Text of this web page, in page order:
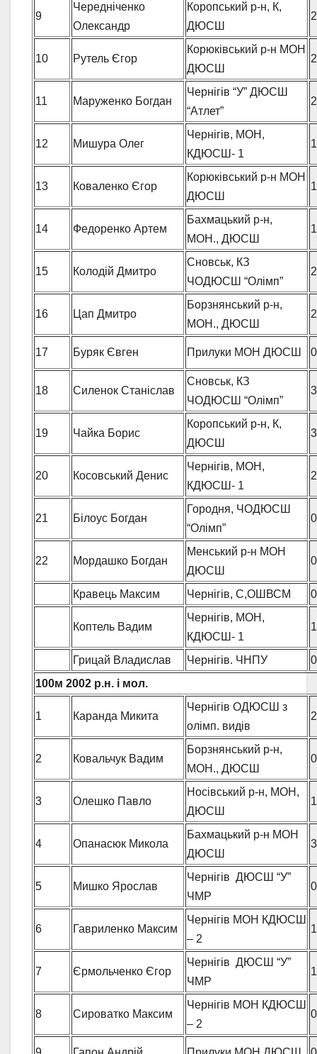
9
Чередніченко
Олександр
Коропський р-н, К,
ДЮСШ
10 Рутель Єгор
Корюківський р-н МОН
ДЮСШ
11 Маруженко Богдан
Чернігів “У” ДЮСШ
“Атлет”
12 Мишура Олег
Чернігів, МОН,
КДЮСШ- 1
13 Коваленко Єгор
Корюківський р-н МОН
ДЮСШ
14 Федоренко Артем
Бахмацький р-н,
МОН., ДЮСШ
15 Колодій Дмитро
Сновськ, КЗ
ЧОДЮСШ “Олімп”
16 Цап Дмитро
Борзнянський р-н,
МОН., ДЮСШ
17 Буряк Євген Прилуки МОН ДЮСШ
18 Силенок Станіслав
Сновськ, КЗ
ЧОДЮСШ “Олімп”
19 Чайка Борис
Коропський р-н, К,
ДЮСШ
20 Косовський Денис
Чернігів, МОН,
КДЮСШ- 1
21 Білоус Богдан
Городня, ЧОДЮСШ
“Олімп”
22 Мордашко Богдан
Менський р-н МОН
ДЮСШ
Кравець Максим Чернігів, С,ОШВСМ
Коптель Вадим
Чернігів, МОН,
КДЮСШ- 1
Грицай Владислав Чернігів. ЧНПУ
100м 2002 р.н. і мол.
1 Каранда Микита
Чернігів ОДЮСШ з
олімп. видів
2 Ковальчук Вадим
Борзнянський р-н,
МОН., ДЮСШ
3 Олешко Павло
Носівський р-н, МОН,
ДЮСШ
4 Опанасюк Микола
Бахмацький р-н МОН
ДЮСШ
5 Мишко Ярослав
Чернігів ДЮСШ “У”
ЧМР
6 Гавриленко Максим
Чернігів МОН КДЮСШ
– 2
7 Єрмольченко Єгор
Чернігів ДЮСШ “У”
ЧМР
8 Сироватко Максим
Чернігів МОН КДЮСШ
– 2